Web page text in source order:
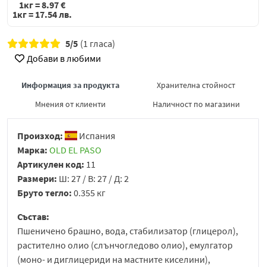
1кг =8.97€
1кг = 17.54лв.
5/5 (1 гласа)
Добави в любими
Информация за продукта
Хранителна стойност
Мнения от клиенти
Наличност по магазини
Произход:
Испания
Марка: OLD EL PASO
Артикулен код: 11
Размери: Ш: 27 / В: 27 / Д: 2
Бруто тегло: 0.355 кг
Състав:
Пшеничено брашно, вода, стабилизатор (глицерол),
растително олио (слънчогледово олио), емулгатор
(моно- и диглицериди на мастните киселини),